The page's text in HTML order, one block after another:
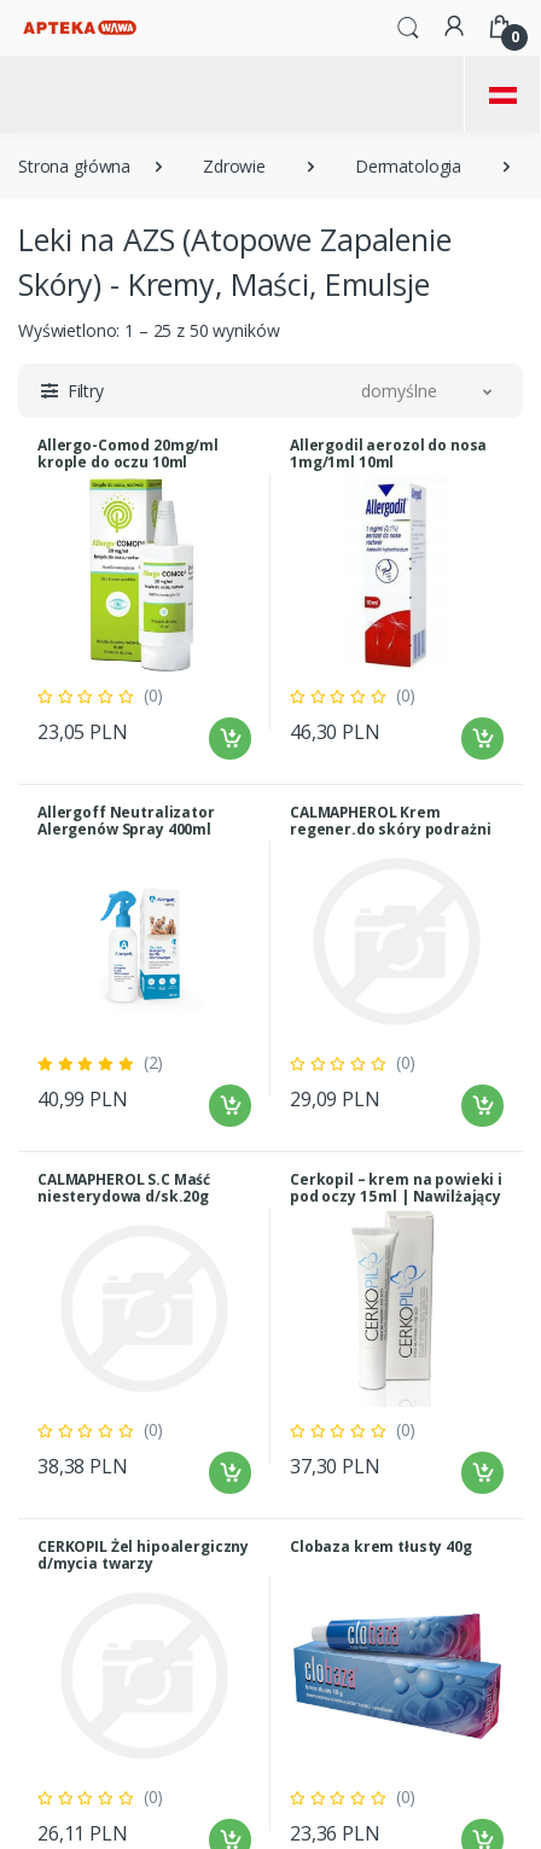
0
=
Strona główna Zdrowie Dermatologia
Leki na AZS (Atopowe Zapalenie
Skóry) - Kremy, Maści, Emulsje
Wyświetlono: 1 – 25 z 50 wyników
Filtry domyślne
Allergo-Comod 20mg/ml
krople do oczu 10ml
(0)
23,05 PLN
Allergodil aerozol do nosa
1mg/1ml 10ml
(0)
46,30 PLN
Allergoff Neutralizator
Alergenów Spray 400ml
(2)
40,99 PLN
CALMAPHEROL Krem
regener.do skóry podrażni
(0)
29,09 PLN
CALMAPHEROL S.C Maść
niesterydowa d/sk.20g
(0)
38,38 PLN
Cerkopil – krem na powieki i
pod oczy 15 ml | Nawilżający
(0)
37,30 PLN
CERKOPIL Żel hipoalergiczny
d/mycia twarzy
(0)
26,11 PLN
Clobaza krem tłusty 40g
(0)
23,36 PLN